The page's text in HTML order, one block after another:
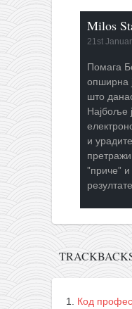
Milos
21st
Помага
опширна
што
Најбоље
и
”приче”
Код